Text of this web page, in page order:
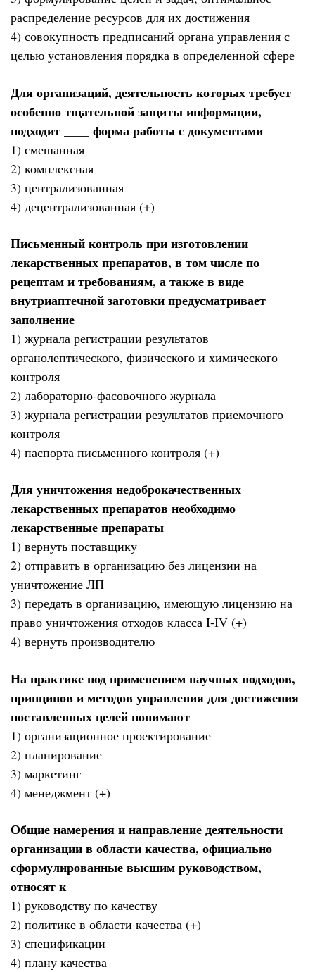
распределение ресурсов для их достижения
4) совокупность предписаний органа управления с
целью установления порядка в определенной сфере
Для организаций, деятельность которых требует
особенно тщательной защиты информации,
подходит ____ форма работы с документами
1) смешанная
2) комплексная
3) централизованная
4) децентрализованная (+)
Письменный контроль при изготовлении
лекарственных препаратов, в том числе по
рецептам и требованиям, а также в виде
внутриаптечной заготовки предусматривает
заполнение
1) журнала регистрации результатов
органолептического, физического и химического
контроля
2) лабораторно-фасовочного журнала
3) журнала регистрации результатов приемочного
контроля
4) паспорта письменного контроля (+)
Для уничтожения недоброкачественных
лекарственных препаратов необходимо
лекарственные препараты
1) вернуть поставщику
2) отправить в организацию без лицензии на
уничтожение ЛП
3) передать в организацию, имеющую лицензию на
право уничтожения отходов класса I-IV (+)
4) вернуть производителю
На практике под применением научных подходов,
принципов и методов управления для достижения
поставленных целей понимают
1) организационное проектирование
2) планирование
3) маркетинг
4) менеджмент (+)
Общие намерения и направление деятельности
организации в области качества, официально
сформулированные высшим руководством,
относят к
1) руководству по качеству
2) политике в области качества (+)
3) спецификации
4) плану качества